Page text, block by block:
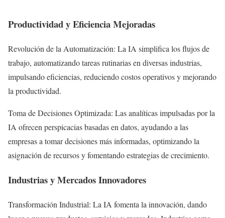
Productividad y Eficiencia Mejoradas
Revolución de la Automatización: La IA simplifica los flujos de
trabajo, automatizando tareas rutinarias en diversas industrias,
impulsando eficiencias, reduciendo costos operativos y mejorando
la productividad.
Toma de Decisiones Optimizada: Las analíticas impulsadas por la
IA ofrecen perspicacias basadas en datos, ayudando a las
empresas a tomar decisiones más informadas, optimizando la
asignación de recursos y fomentando estrategias de crecimiento.
Industrias y Mercados Innovadores
Transformación Industrial: La IA fomenta la innovación, dando